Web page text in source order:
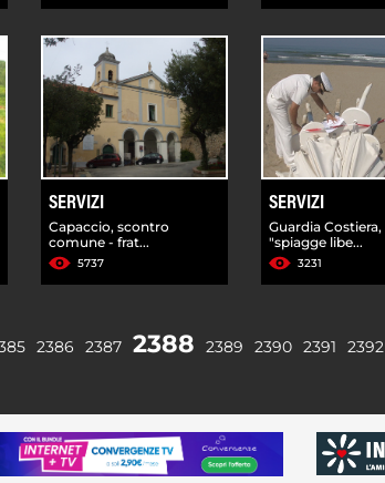
SERVIZI
Capaccio, scontro
comune - frat...
5737
SERVIZI
Guardia Costiera,
"spiagge libe...
3231
2386 2387 2388 2389 2390 2391 2392